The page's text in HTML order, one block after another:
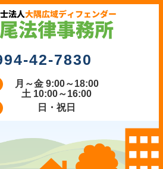
42-7830
月～金 9:00～18:00
土 10:00～16:00
日・祝日